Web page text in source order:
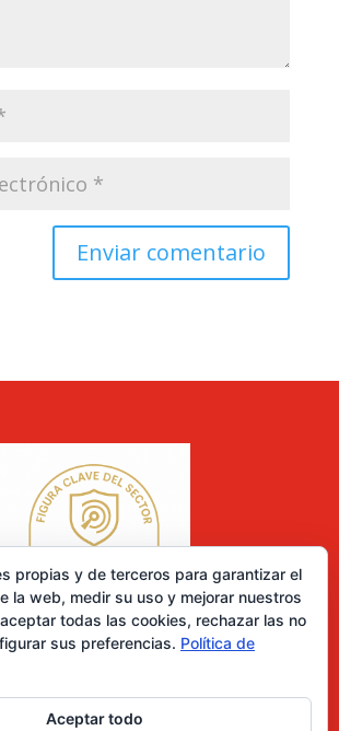
propias y de terceros para garantizar el
la web, medir su uso y mejorar nuestros
todas las cookies, rechazar las no
sus preferencias. Política de
Aceptar todo